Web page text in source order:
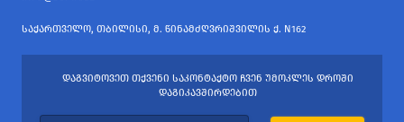
ᲡᲐᲥᲐᲠᲗᲕᲔᲚᲝ, ᲗᲑᲘᲚᲘᲡᲘ, Მ. ᲬᲘᲜᲐᲛᲫᲦᲕᲠᲘᲨᲕᲘᲚᲘᲡ Ქ. N162
ᲓᲐᲒᲕᲘᲢᲝᲕᲔᲗ ᲗᲥᲕᲔᲜᲘ ᲡᲐᲙᲝᲜᲢᲐᲥᲢᲝ ᲩᲕᲔᲜ ᲣᲛᲝᲙᲚᲔᲡ ᲓᲠᲝᲨᲘ
ᲓᲐᲒᲘᲙᲐᲕᲨᲘᲠᲓᲔᲑᲘᲗ